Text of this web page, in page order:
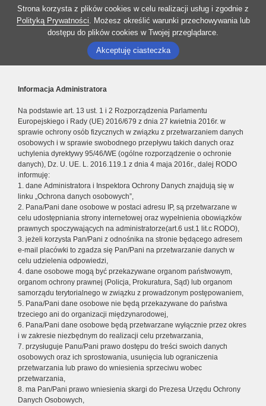
Strona korzysta z plików cookies w celu realizacji usług i zgodnie z
Polityką Prywatności. Możesz określić warunki przechowywania lub
dostępu do plików cookies w Twojej przeglądarce.
Akceptuję ciasteczka
Informacja Administratora
Na podstawie art. 13 ust. 1 i 2 Rozporządzenia Parlamentu
Europejskiego i Rady (UE) 2016/679 z dnia 27 kwietnia 2016r. w
sprawie ochrony osób fizycznych w związku z przetwarzaniem danych
osobowych i w sprawie swobodnego przepływu takich danych oraz
uchylenia dyrektywy 95/46/WE (ogólne rozporządzenie o ochronie
danych), Dz. U. UE. L. 2016.119.1 z dnia 4 maja 2016r., dalej RODO
informuję:
1. dane Administratora i Inspektora Ochrony Danych znajdują się w
linku „Ochrona danych osobowych”,
2. Pana/Pani dane osobowe w postaci adresu IP, są przetwarzane w
celu udostępniania strony internetowej oraz wypełnienia obowiązków
prawnych spoczywających na administratorze(art.6 ust.1 lit.c RODO),
3. jeżeli korzysta Pan/Pani z odnośnika na stronie będącego adresem
e-mail placówki to zgadza się Pan/Pani na przetwarzanie danych w
celu udzielenia odpowiedzi,
4. dane osobowe mogą być przekazywane organom państwowym,
organom ochrony prawnej (Policja, Prokuratura, Sąd) lub organom
samorządu terytorialnego w związku z prowadzonym postępowaniem,
5. Pana/Pani dane osobowe nie będą przekazywane do państwa
trzeciego ani do organizacji międzynarodowej,
6. Pana/Pani dane osobowe będą przetwarzane wyłącznie przez okres
i w zakresie niezbędnym do realizacji celu przetwarzania,
7. przysługuje Panu/Pani prawo dostępu do treści swoich danych
osobowych oraz ich sprostowania, usunięcia lub ograniczenia
przetwarzania lub prawo do wniesienia sprzeciwu wobec
przetwarzania,
8. ma Pan/Pani prawo wniesienia skargi do Prezesa Urzędu Ochrony
Danych Osobowych,